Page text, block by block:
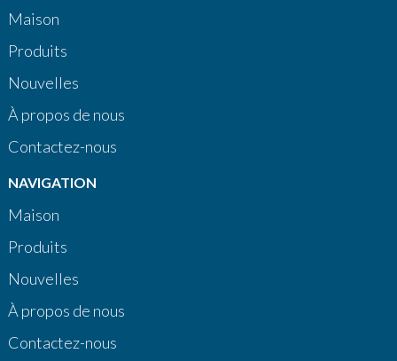
Maison
Produits
Nouvelles
À propos de nous
Contactez-nous
NAVIGATION
Maison
Produits
Nouvelles
À propos de nous
Contactez-nous